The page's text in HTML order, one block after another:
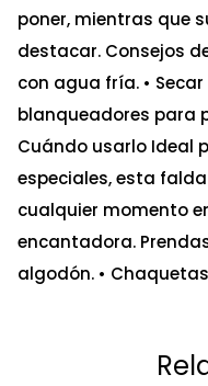
poner, mientras que
destacar. Consejos
con agua fría. •
blanqueadores para
Cuándo usarlo Ideal
especiales, esta
cualquier momento
encantadora.
algodón. •